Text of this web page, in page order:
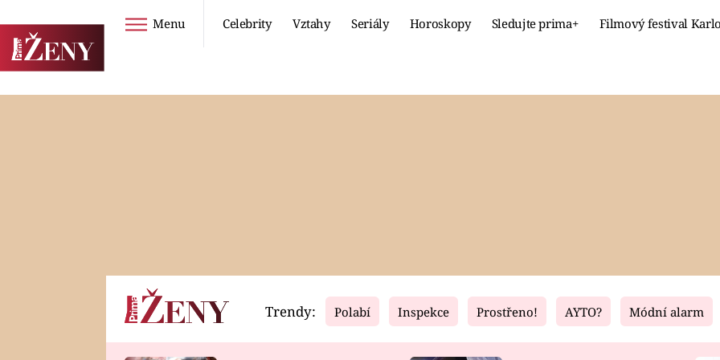
Menu Celebrity Vztahy Seriály Horoskopy Sledujte prima+ Filmový festival
Horoskopy Video Fresh Living
Trendy: Polabí Inspekce Prostřeno! AYTO? Módní alarm